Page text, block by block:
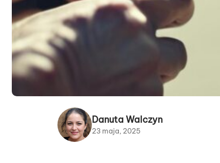
Danuta Walczyn
23 maja, 2025